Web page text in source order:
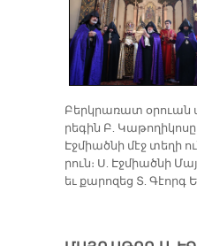
Բերկ­րա­ռատ օ­րուան
րե­գին Բ.
Էջ­միած­նի մէջ տե­ղի
րուն։ Ս. Էջ­միած­նի
եւ քա­րո­զեց Տ. Գէորգ